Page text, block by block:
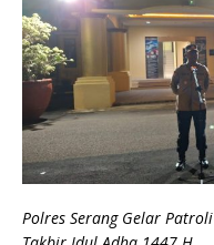
Polres Serang Gelar